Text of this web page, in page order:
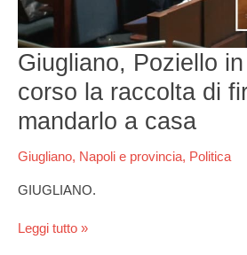
Giugliano, Poziello
corso la raccolta di
mandarlo a casa
Giugliano, Napoli e provincia, Politica
GIUGLIANO.
raccolta
di
firme
per
a
casa
Leggi tutto »